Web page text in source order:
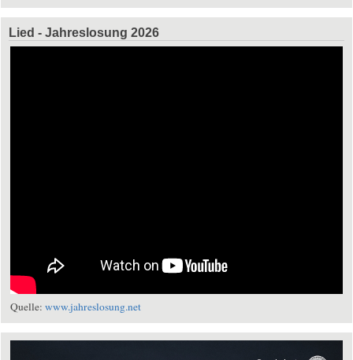
Lied - Jahreslosung 2026
Quelle: www.jahreslosung.net